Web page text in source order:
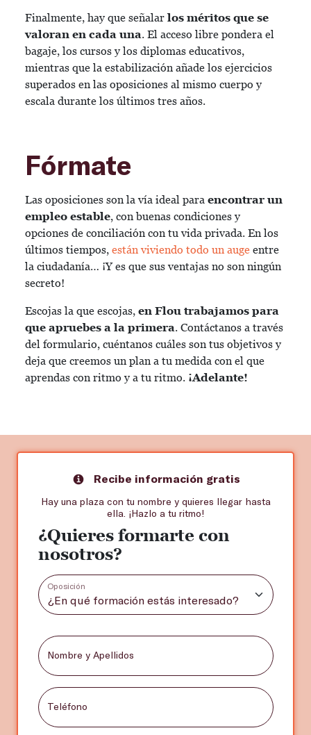
Finalmente, hay que señalar los méritos que se
valoran en cada una. El acceso libre pondera el
bagaje, los cursos y los diplomas educativos,
mientras que la estabilización añade los ejercicios
superados en las oposiciones al mismo cuerpo y
escala durante los últimos tres años.
Fórmate
Las oposiciones son la vía ideal para encontrar un
empleo estable, con buenas condiciones y
opciones de conciliación con tu vida privada. En los
últimos tiempos, están viviendo todo un auge entre
la ciudadanía… ¡Y es que sus ventajas no son ningún
secreto!
Escojas la que escojas, en Flou trabajamos para
que apruebes a la primera. Contáctanos a través
del formulario, cuéntanos cuáles son tus objetivos y
deja que creemos un plan a tu medida con el que
aprendas con ritmo y a tu ritmo. ¡Adelante!
Recibe información gratis
Hay una plaza con tu nombre y quieres llegar hasta
ella. ¡Hazlo a tu ritmo!
¿Quieres formarte con
nosotros?
Oposición
Nombre y Apellidos
Teléfono